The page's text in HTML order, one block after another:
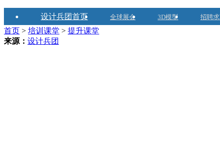
设计兵团首页 全球展会 3D模型 招聘
首页 > 培训课堂 > 提升课堂
来源： 设计兵团